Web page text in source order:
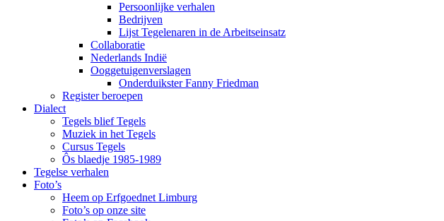
Persoonlijke verhalen
Bedrijven
Lijst Tegelenaren in de Arbeitseinsatz
Collaboratie
Nederlands Indië
Ooggetuigenverslagen
Onderduikster Fanny Friedman
Register beroepen
Dialect
Tegels blief Tegels
Muziek in het Tegels
Cursus Tegels
Ôs blaedje 1985-1989
Tegelse verhalen
Foto’s
Heem op Erfgoednet Limburg
Foto’s op onze site